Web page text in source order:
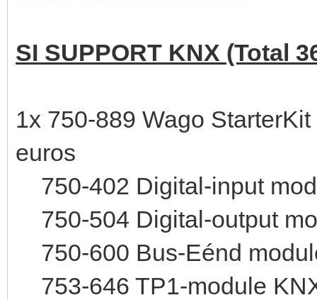
SI SUPPORT KNX (Total
1x 750-889 Wago
euros
750-402 Digital-input
750-504 Digital-output
750-600 Bus-Eénd
753-646 TP1-module